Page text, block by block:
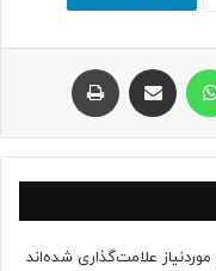
واتس آپ اشتراک با ایمیل
علامت‌گذاری شده‌اند